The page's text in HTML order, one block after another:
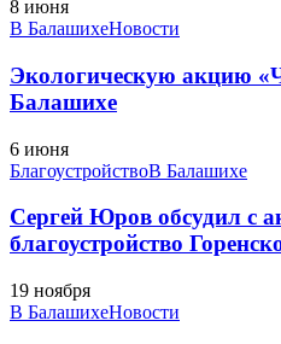
8 июня
В БалашихеНовости
Экологическую акцию
Балашихе
6 июня
БлагоустройствоВ Балашихе
Сергей Юров обсудил с
благоустройство
19 ноября
В БалашихеНовости